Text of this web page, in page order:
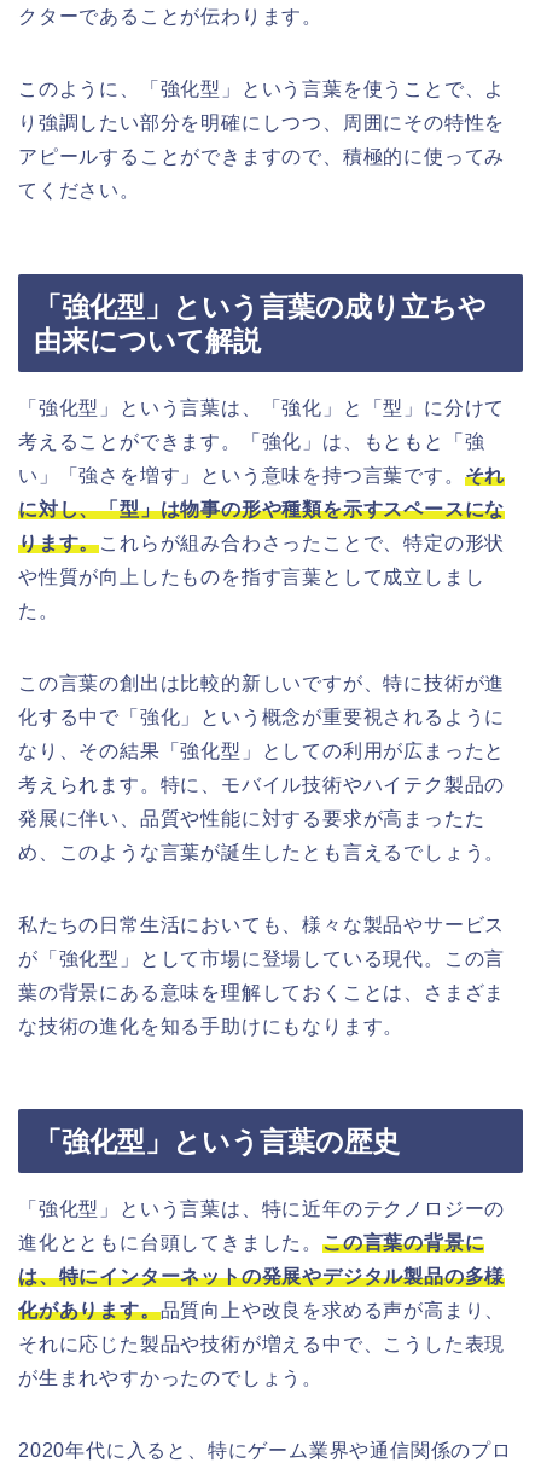
クターであることが伝わります。
このように、「強化型」という言葉を使うことで、よ
り強調したい部分を明確にしつつ、周囲にその特性を
アピールすることができますので、積極的に使ってみ
てください。
「強化型」という言葉の成り立ちや
由来について解説
「強化型」という言葉は、「強化」と「型」に分けて
考えることができます。「強化」は、もともと「強
い」「強さを増す」という意味を持つ言葉です。 それ
に対し、「型」は物事の形や種類を示すスペースにな
ります。これらが組み合わさったことで、特定の形状
や性質が向上したものを指す言葉として成立しまし
た。
この言葉の創出は比較的新しいですが、特に技術が進
化する中で「強化」という概念が重要視されるように
なり、その結果「強化型」としての利用が広まったと
考えられます。特に、モバイル技術やハイテク製品の
発展に伴い、品質や性能に対する要求が高まったた
め、このような言葉が誕生したとも言えるでしょう。
私たちの日常生活においても、様々な製品やサービス
が「強化型」として市場に登場している現代。この言
葉の背景にある意味を理解しておくことは、さまざま
な技術の進化を知る手助けにもなります。
「強化型」という言葉の歴史
「強化型」という言葉は、特に近年のテクノロジーの
進化とともに台頭してきました。 この言葉の背景に
は、特にインターネットの発展やデジタル製品の多様
化があります。品質向上や改良を求める声が高まり、
それに応じた製品や技術が増える中で、こうした表現
が生まれやすかったのでしょう。
2020年代に入ると、特にゲーム業界や通信関係のプロ